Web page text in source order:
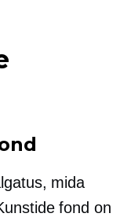
mida
fond on